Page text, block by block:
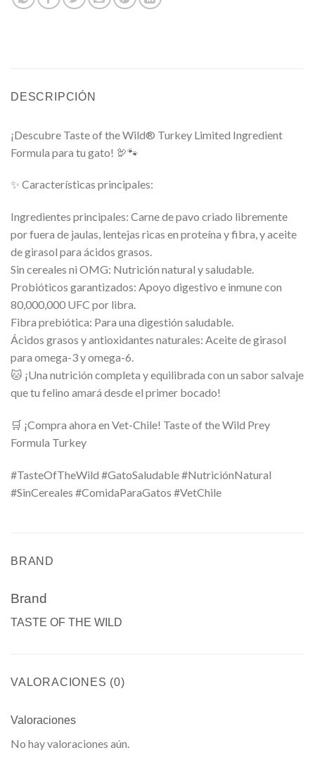
DESCRIPCIÓN
¡Descubre Taste of the Wild® Turkey Limited Ingredient
Formula para tu gato! 🦃🐾
✨ Características principales:
Ingredientes principales: Carne de pavo criado libremente
por fuera de jaulas, lentejas ricas en proteína y fibra, y aceite
de girasol para ácidos grasos.
Sin cereales ni OMG: Nutrición natural y saludable.
Probióticos garantizados: Apoyo digestivo e inmune con
80,000,000 UFC por libra.
Fibra prebiótica: Para una digestión saludable.
Ácidos grasos y antioxidantes naturales: Aceite de girasol
para omega-3 y omega-6.
🐱 ¡Una nutrición completa y equilibrada con un sabor salvaje
que tu felino amará desde el primer bocado!
🛒 ¡Compra ahora en Vet-Chile! Taste of the Wild Prey
Formula Turkey
#TasteOfTheWild #GatoSaludable #NutriciónNatural
#SinCereales #ComidaParaGatos #VetChile
BRAND
Brand
TASTE OF THE WILD
VALORACIONES (0)
Valoraciones
No hay valoraciones aún.